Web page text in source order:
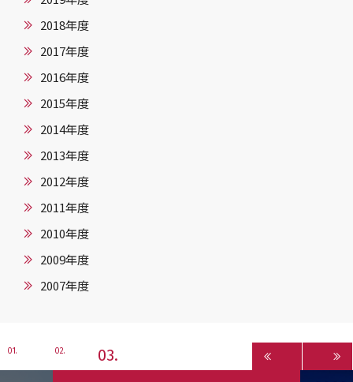
2018年度
2017年度
2016年度
2015年度
2014年度
2013年度
2012年度
2011年度
2010年度
2009年度
2007年度
1 2 3